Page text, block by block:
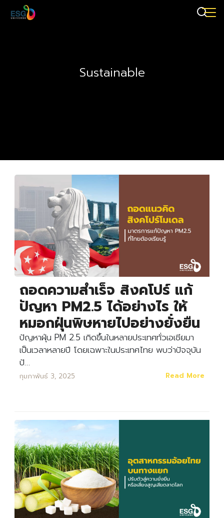
Sustainable
ถอดความสำเร็จ สิงคโปร์ แก้
ปัญหา PM2.5 ได้อย่างไร ให้
หมอกฝุ่นพิษหายไปอย่างยั่งยืน
ปัญหาฝุ่น PM 2.5 เกิดขึ้นในหลายประเทศทั่วเอเชียมา
เป็นเวลาหลายปี โดยเฉพาะในประเทศไทย พบว่าปัจจุบัน
ปั…
กุมภาพันธ์ 3, 2025 Read More